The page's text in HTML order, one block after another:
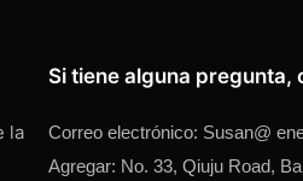
la
Si tiene alguna pregunta,
Correo electrónico: Susan@
Agregar: No. 33, Qiuju Road,